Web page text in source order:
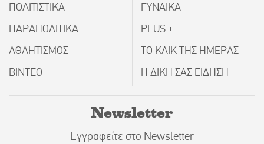
ΠΟΛΙΤΙΣΤΙΚΑ
ΠΑΡΑΠΟΛΙΤΙΚΑ
ΑΘΛΗΤΙΣΜΟΣ
ΒΙΝΤΕΟ
ΓΥΝΑΙΚΑ
PLUS +
ΤΟ ΚΛΙΚ ΤΗΣ ΗΜΕΡΑΣ
Η ΔΙΚΗ ΣΑΣ ΕΙΔΗΣΗ
Newsletter
Εγγραφείτε στο Newsletter